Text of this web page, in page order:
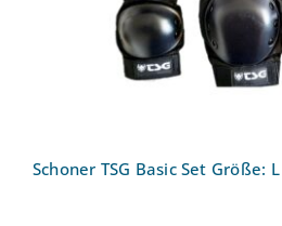
Schoner TSG Basic Set Größe: L